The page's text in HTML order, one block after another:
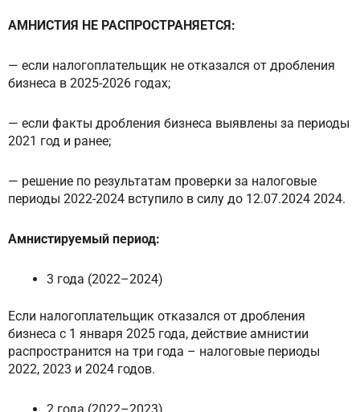
АМНИСТИЯ НЕ РАСПРОСТРАНЯЕТСЯ:
— если налогоплательщик не отказался от дробления
бизнеса в 2025-2026 годах;
— если факты дробления бизнеса выявлены за периоды
2021 год и ранее;
— решение по результатам проверки за налоговые
периоды 2022-2024 вступило в силу до 12.07.2024 2024.
Амнистируемый период:
3 года (2022–2024)
Если налогоплательщик отказался от дробления
бизнеса с 1 января 2025 года, действие амнистии
распространится на три года – налоговые периоды
2022, 2023 и 2024 годов.